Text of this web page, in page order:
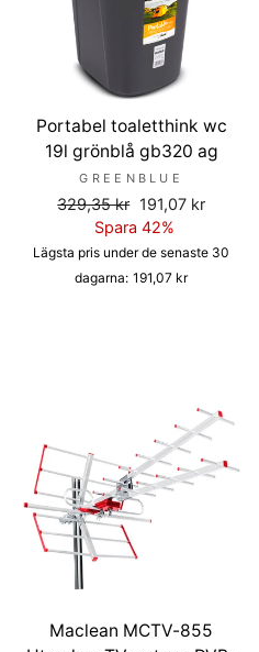
Portabel toaletthink wc
19l grönblå gb320 ag
GREENBLUE
Ordinarie
329,35 kr Försäljningspris
191,07 kr
Spara 42%
Lägsta pris under de senaste 30
dagarna: 191,07 kr
Maclean MCTV-855